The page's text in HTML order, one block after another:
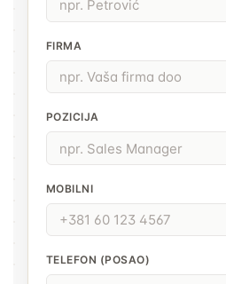
FIRMA
POZICIJA
MOBILNI
TELEFON (POSAO)